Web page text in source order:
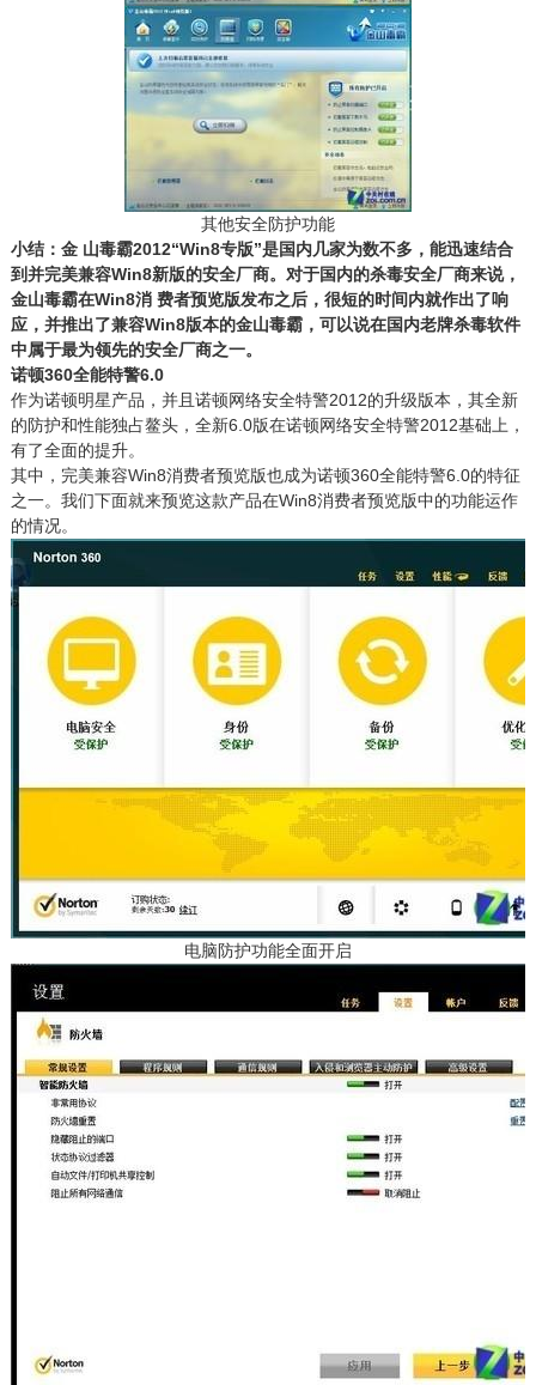
其他安全防护功能
小结：金 山毒霸2012“Win8专版”是国内几家为数不多，能迅速结合
到并完美兼容Win8新版的安全厂商。对于国内的杀毒安全厂商来说，
金山毒霸在Win8消 费者预览版发布之后，很短的时间内就作出了响
应，并推出了兼容Win8版本的金山毒霸，可以说在国内老牌杀毒软件
中属于最为领先的安全厂商之一。
诺顿360全能特警6.0
作为诺顿明星产品，并且诺顿网络安全特警2012的升级版本，其全新
的防护和性能独占鳌头，全新6.0版在诺顿网络安全特警2012基础上，
有了全面的提升。
其中，完美兼容Win8消费者预览版也成为诺顿360全能特警6.0的特征
之一。我们下面就来预览这款产品在Win8消费者预览版中的功能运作
的情况。
电脑防护功能全面开启